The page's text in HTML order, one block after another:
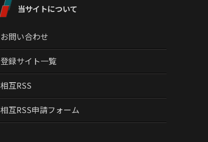
当サイトについて
お問い合わせ
登録サイト一覧
相互RSS
相互RSS申請フォーム